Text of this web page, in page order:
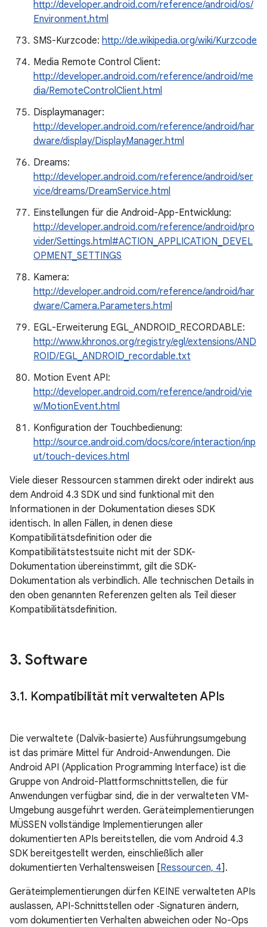
http://developer.android.com/reference/android/os/
Environment.html
SMS-Kurzcode: http://de.wikipedia.org/wiki/Kurzcode
Media Remote Control Client:
http://developer.android.com/reference/android/me
dia/RemoteControlClient.html
Displaymanager:
http://developer.android.com/reference/android/har
dware/display/DisplayManager.html
Dreams:
http://developer.android.com/reference/android/ser
vice/dreams/DreamService.html
Einstellungen für die Android-App-Entwicklung:
http://developer.android.com/reference/android/pro
vider/Settings.html#ACTION_APPLICATION_DEVEL
OPMENT_SETTINGS
Kamera:
http://developer.android.com/reference/android/har
dware/Camera.Parameters.html
EGL-Erweiterung EGL_ANDROID_RECORDABLE:
http://www.khronos.org/registry/egl/extensions/AND
ROID/EGL_ANDROID_recordable.txt
Motion Event API:
http://developer.android.com/reference/android/vie
w/MotionEvent.html
Konfiguration der Touchbedienung:
http://source.android.com/docs/core/interaction/inp
ut/touch-devices.html
Viele dieser Ressourcen stammen direkt oder indirekt aus
dem Android 4.3 SDK und sind funktional mit den
Informationen in der Dokumentation dieses SDK
identisch. In allen Fällen, in denen diese
Kompatibilitätsdefinition oder die
Kompatibilitätstestsuite nicht mit der SDK-
Dokumentation übereinstimmt, gilt die SDK-
Dokumentation als verbindlich. Alle technischen Details in
den oben genannten Referenzen gelten als Teil dieser
Kompatibilitätsdefinition.
3. Software
3.1. Kompatibilität mit verwalteten APIs
Die verwaltete (Dalvik-basierte) Ausführungsumgebung
ist das primäre Mittel für Android-Anwendungen. Die
Android API (Application Programming Interface) ist die
Gruppe von Android-Plattformschnittstellen, die für
Anwendungen verfügbar sind, die in der verwalteten VM-
Umgebung ausgeführt werden. Geräteimplementierungen
MÜSSEN vollständige Implementierungen aller
dokumentierten APIs bereitstellen, die vom Android 4.3
SDK bereitgestellt werden, einschließlich aller
dokumentierten Verhaltensweisen [Ressourcen, 4].
Geräteimplementierungen dürfen KEINE verwalteten APIs
auslassen, API-Schnittstellen oder ‑Signaturen ändern,
vom dokumentierten Verhalten abweichen oder No-Ops